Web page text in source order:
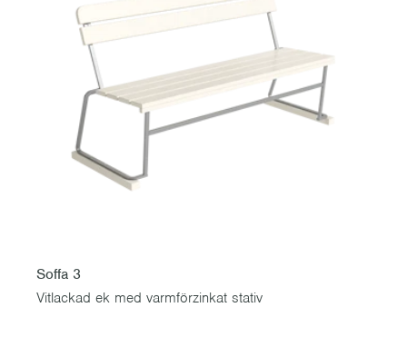
Soffa 3
Vitlackad ek med varmförzinkat stativ